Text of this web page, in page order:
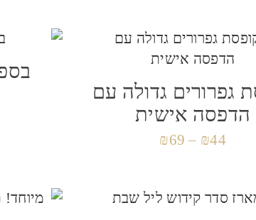
גפרורים גדולה עם
הדפסה אישית
₪44
–
₪69